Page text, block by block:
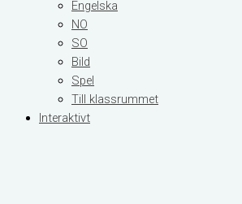
Engelska
NO
SO
Bild
Spel
Till klassrummet
Interaktivt